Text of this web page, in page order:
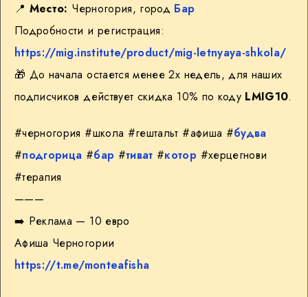
📍 Место: Черногория, город Бар
Подробности и регистрация:
https://mig.institute/product/mig-letnyaya-shkola/
🎁 До начала остается менее 2х недель, для наших
подписчиков действует скидка 10% по коду LMIG10.
#черногория #школа #гештальт #афиша #будва
#подгорица #бар #тиват #котор #херцегнови
#терапия
———
➡️ Реклама — 10 евро
Афиша Черногории
https://t.me/monteafisha